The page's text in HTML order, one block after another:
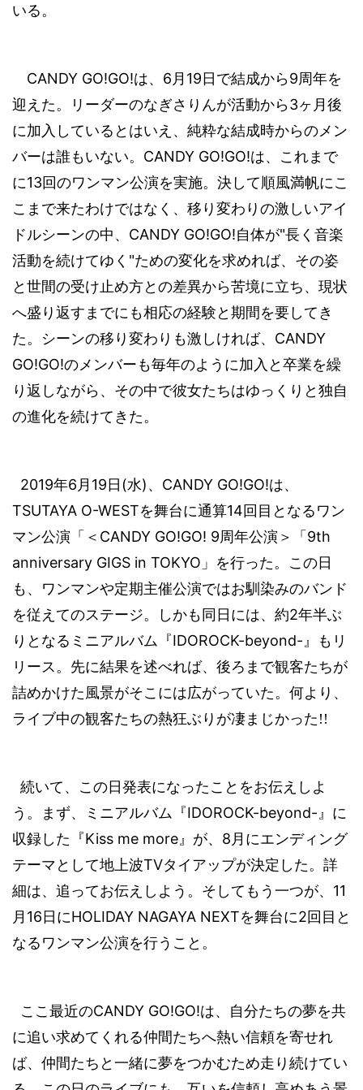
いる。
CANDY GO!GO!は、 6 月 19 日で結成から9周年を
迎えた。リーダーのなぎさりんが活動から3ヶ月後
に加入しているとはいえ、純粋な結成時からのメン
バーは誰もいない。 CANDY GO!GO!は、これまで
に13回のワンマン公演を実施。決して順風満帆にこ
こまで来たわけではなく、移り変わりの激しいアイ
ドルシーンの中、 CANDY GO!GO!自体が"長く音楽
活動を続けてゆく "ための変化を求めれば、その姿
と世間の受け止め方との差異から苦境に立ち、現状
へ盛り返すまでにも相応の経験と期間を要してき
た。シーンの移り変わりも激しければ、 CANDY
GO!GO!のメンバーも毎年のように加入と卒業を繰
り返しながら、その中で彼女たちはゆっくりと独自
の進化を続けてきた。
2019年6 月 19 日 (水) 、 CANDY GO!GO!は、
TSUTAYA O-WESTを舞台に通算14 回目となるワン
マン公演「＜ CANDY GO!GO! 9周年公演＞「 9th
anniversary GIGS in TOKYO 」を行った。この日
も、ワンマンや定期主催公演ではお馴染みのバンド
を従えてのステージ。しかも同日には、約2年半ぶ
りとなるミニアルバム『IDOROCK-beyond-』もリ
リース。先に結果を述べれば、後ろまで観客たちが
詰めかけた風景がそこには広がっていた。何より、
ライブ中の観客たちの熱狂ぶりが凄まじかった !!
続いて、この日発表になったことをお伝えしよ
う。まず、ミニアルバム『IDOROCK-beyond-』に
収録した『Kiss me more』が、 8 月にエンディング
テーマとして地上波TVタイアップが決定した。詳
細は、追ってお伝えしよう。そしてもう一つが、 11
月 16 日にHOLIDAY NAGAYA NEXTを舞台に2 回目と
なるワンマン公演を行うこと。
ここ最近のCANDY GO!GO!は、自分たちの夢を共
に追い求めてくれる仲間たちへ熱い信頼を寄せれ
ば、仲間たちと 一緒に夢をつかむため走り続けてい